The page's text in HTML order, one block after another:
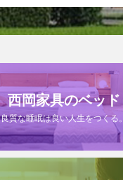
西岡家具のベッド
良質な睡眠は良い人生をつくる。